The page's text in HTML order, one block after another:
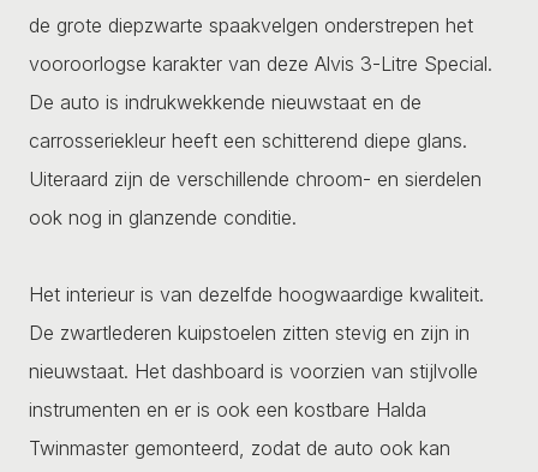
de grote diepzwarte spaakvelgen onderstrepen het
vooroorlogse karakter van deze Alvis 3-Litre Special.
De auto is indrukwekkende nieuwstaat en de
carrosseriekleur heeft een schitterend diepe glans.
Uiteraard zijn de verschillende chroom- en sierdelen
ook nog in glanzende conditie.
Het interieur is van dezelfde hoogwaardige kwaliteit.
De zwartlederen kuipstoelen zitten stevig en zijn in
nieuwstaat. Het dashboard is voorzien van stijlvolle
instrumenten en er is ook een kostbare Halda
Twinmaster gemonteerd, zodat de auto ook kan